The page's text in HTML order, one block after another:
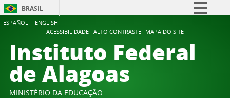
ESPAÑOL ENGLISH
ACESSIBILIDADE ALTO CONTRASTE MAPA DO SITE
BRASIL
Comunica BR
Participe
Instituto Federal
de Alagoas
MINISTÉRIO DA EDUCAÇÃO